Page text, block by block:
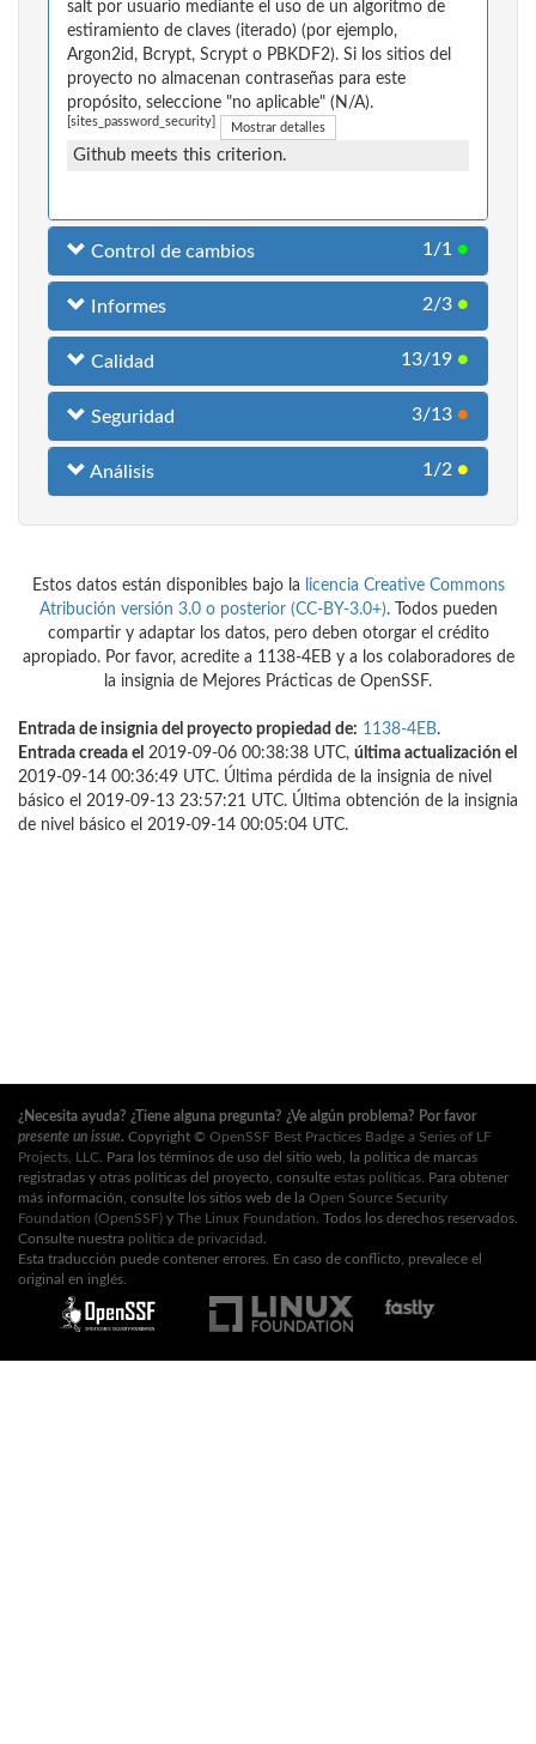
salt por usuario mediante el uso de un algoritmo de
estiramiento de claves (iterado) (por ejemplo,
Argon2id, Bcrypt, Scrypt o PBKDF2). Si los sitios del
proyecto no almacenan contraseñas para este
propósito, seleccione "no aplicable" (N/A).
[sites_password_security] Mostrar detalles
Github meets this criterion.
Control de cambios 1/1 ●
Informes 2/3 ●
Calidad 13/19 ●
Seguridad 3/13 ●
Análisis 1/2 ●
Estos datos están disponibles bajo la
licencia Creative Commons
Atribución versión 3.0 o posterior (CC-BY-3.0+). Todos pueden
compartir y adaptar los datos, pero deben otorgar el crédito
apropiado. Por favor, acredite a 1138-4EB y a los colaboradores de
la insignia de Mejores Prácticas de OpenSSF.
Entrada de insignia del proyecto propiedad de: 1138-4EB.
Entrada creada el 2019-09-06 00:38:38 UTC, última actualización el
2019-09-14 00:36:49 UTC. Última pérdida de la insignia de nivel
básico el 2019-09-13 23:57:21 UTC. Última obtención de la insignia
de nivel básico el 2019-09-14 00:05:04 UTC.
¿Necesita ayuda? ¿Tiene alguna pregunta? ¿Ve algún problema? Por favor
presente un issue. Copyright © OpenSSF Best Practices Badge a Series of LF
Projects, LLC . Para los términos de uso del sitio web, la política de marcas
registradas y otras políticas del proyecto, consulte estas políticas . Para obtener
más información, consulte los sitios web de la Open Source Security
Foundation (OpenSSF) y The Linux Foundation . Todos los derechos reservados.
Consulte nuestra política de privacidad
Esta traducción puede contener errores. En caso de conflicto, prevalece el
original en inglés.